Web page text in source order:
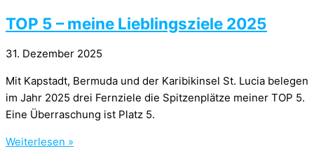
TOP 5 – meine Lieblingsziele 2025
31. Dezember 2025
Mit Kapstadt, Bermuda und der Karibikinsel St. Lucia belegen
im Jahr 2025 drei Fernziele die Spitzenplätze meiner TOP 5.
Eine Überraschung ist Platz 5.
Weiterlesen »